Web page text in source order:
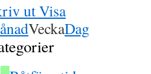
utVisa
VeckaDag